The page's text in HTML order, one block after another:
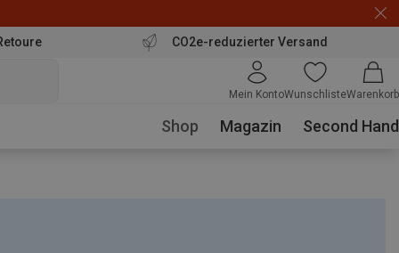
CO2e-reduzierter Versand
Mein KontoWunschlisteWarenkorb
Shop Magazin Second Hand